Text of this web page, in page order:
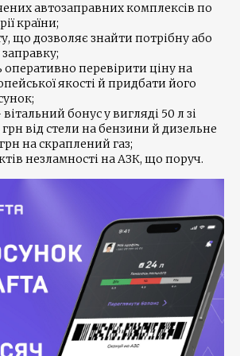
автозаправних комплексів по
країни;
що дозволяє знайти потрібну або
перевірити ціну на
якості й придбати його
бонус у вигляді 50 л зі
від стели на бензини й дизельне
на скраплений газ;
незламності на АЗК, що поруч.